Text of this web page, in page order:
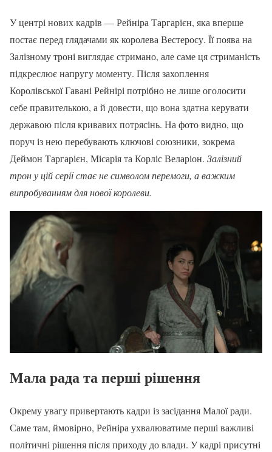
У центрі нових кадрів — Рейніра Таргарієн, яка вперше
постає перед глядачами як королева Вестеросу. Її поява на
Залізному троні виглядає стримано, але саме ця стриманість
підкреслює напругу моменту. Після захоплення
Королівської Гавані Рейнірі потрібно не лише оголосити
себе правителькою, а й довести, що вона здатна керувати
державою після кривавих потрясінь. На фото видно, що
поруч із нею перебувають ключові союзники, зокрема
Деймон Таргарієн, Місарія та Корліс Веларіон. Залізний
трон у цій серії стає не символом перемоги, а важким
випробуванням для нової королеви.
Мала рада та перші рішення
Окрему увагу привертають кадри із засідання Малої ради.
Саме там, ймовірно, Рейніра ухвалюватиме перші важливі
політичні рішення після приходу до влади. У кадрі присутні